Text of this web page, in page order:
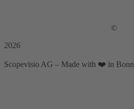
©
2026
Scopevisio AG – Made with ❤️ in Bonn